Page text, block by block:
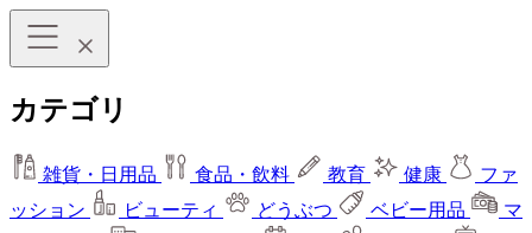
カテゴリ
雑貨・日用品 食品・飲料 教育 健康
ファ
ッション
ビューティ どうぶつ ベビー用品
マ